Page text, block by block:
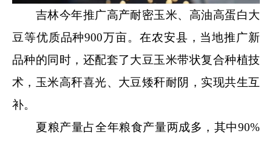
吉林今年推广高产耐密玉米、高油高蛋白大
豆等优质品种900万亩。在农安县，当地推广新
品种的同时，还配套了大豆玉米带状复合种植技
术，玉米高秆喜光、大豆矮秆耐阴，实现共生互
补。
夏粮产量占全年粮食产量两成多，其中90%